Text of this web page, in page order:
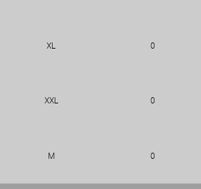
XL 0
XXL 0
M 0